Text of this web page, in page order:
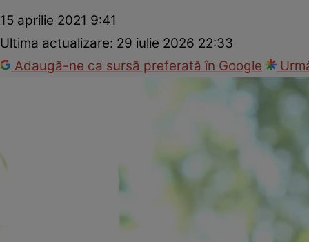
15 aprilie 2021 9:41
Ultima actualizare: 29 iulie 2026 22:33
Adaugă-ne ca sursă preferată în Google